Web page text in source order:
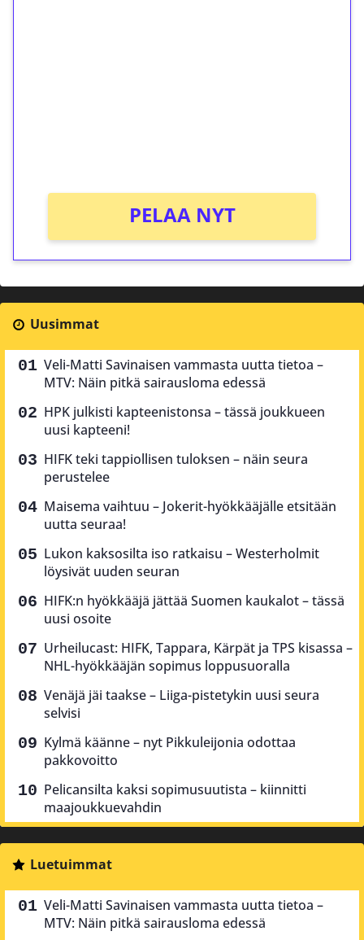
PELAA NYT
Uusimmat
Veli-Matti Savinaisen vammasta uutta tietoa –
MTV: Näin pitkä sairausloma edessä
HPK julkisti kapteenistonsa – tässä joukkueen
uusi kapteeni!
HIFK teki tappiollisen tuloksen – näin seura
perustelee
Maisema vaihtuu – Jokerit-hyökkääjälle etsitään
uutta seuraa!
Lukon kaksosilta iso ratkaisu – Westerholmit
löysivät uuden seuran
HIFK:n hyökkääjä jättää Suomen kaukalot – tässä
uusi osoite
Urheilucast: HIFK, Tappara, Kärpät ja TPS kisassa –
NHL-hyökkääjän sopimus loppusuoralla
Venäjä jäi taakse – Liiga-pistetykin uusi seura
selvisi
Kylmä käänne – nyt Pikkuleijonia odottaa
pakkovoitto
Pelicansilta kaksi sopimusuutista – kiinnitti
maajoukkuevahdin
Luetuimmat
Veli-Matti Savinaisen vammasta uutta tietoa –
MTV: Näin pitkä sairausloma edessä